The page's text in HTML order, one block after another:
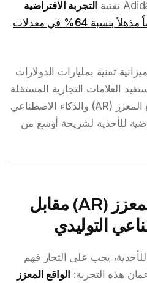
التجربة الافتراضية
انخفاضاً مذهلاً بنسبة 64% في معدلات
إلى ميزانية تقنية بمليارات الدولارات
العلامات التجارية المستقلة
على Shopify Plus من الواقع المعزز (AR) والذكاء الاصطناعي
للأحذية لشريحة أوسع من
تتبع القدم بالواقع المعزز (AR) مقابل
التوليدي
يجب على التجار فهم
هذه التجربة: الواقع المعزز